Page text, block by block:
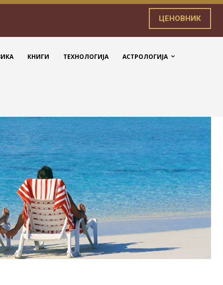
ЦЕНОВНИК
КНИГИ ТЕХНОЛОГИЈА АСТРОЛОГИЈА